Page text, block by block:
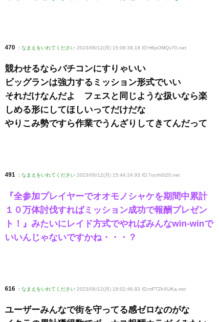
470 : なまえをいれてください 2023/06/12(月) 15:08:39.18 ID:H6pOMQv70.net
競わせるならバチコンにすりゃいい
ビッグランは強力するミッション形式でいい
それだけなんだよ フェスと同じような扱いなら楽
しめる形にしてほしいってだけだな
やりこみ勢ですら作業でうんざりしてきてんだって
491 : なまえをいれてください 2023/06/12(月) 15:44:24.93 ID:7ocrh0t20.net
『全参加プレイヤーでオオモノシャケを期間中累計
１０万体討伐すればミッション成功で報酬プレゼン
ト！』みたいにレイド方式でやればみんなwin-winで
いいんじゃないですかね・・・？
616 : なまえをいれてください 2023/06/12(月) 18:02:46.83 ID:mFTZhXUKa .net
ユーザーみんなで街を守ってる感ゼロなのがな